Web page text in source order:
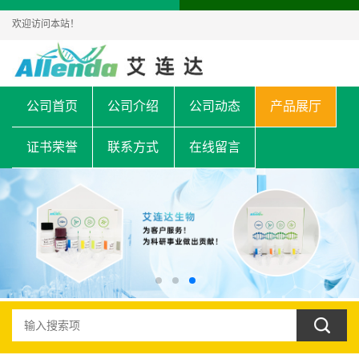
欢迎访问本站！
公司首页 公司介绍 公司动态 产品展厅
证书荣誉 联系方式 在线留言